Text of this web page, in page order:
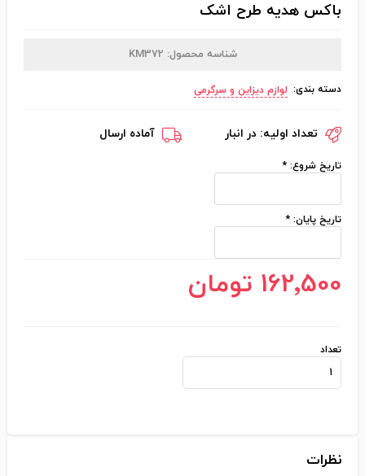
باکس هدیه طرح اشک
شناسه محصول: KM372
دسته بندی: لوازم دیزاین و سرگرمی
تعداد اولیه: در انبار آماده ارسال
تاریخ شروع: *
تاریخ پایان: *
162٬500 تومان
تعداد
نظرات